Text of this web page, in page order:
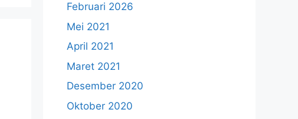
Februari 2026
Mei 2021
April 2021
Maret 2021
Desember 2020
Oktober 2020